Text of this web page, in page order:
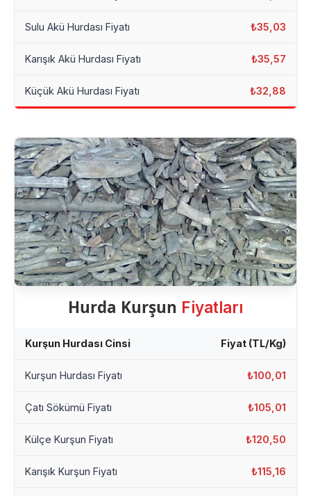
Sulu Akü Hurdası Fiyatı ₺35,03
Karışık Akü Hurdası Fiyatı ₺35,57
Küçük Akü Hurdası Fiyatı ₺32,88
Hurda Kurşun Fiyatları
Kurşun Hurdası Cinsi Fiyat (TL/Kg)
Kurşun Hurdası Fiyatı ₺100,01
Çatı Sökümü Fiyatı ₺105,01
Külçe Kurşun Fiyatı ₺120,50
Karışık Kurşun Fiyatı ₺115,16